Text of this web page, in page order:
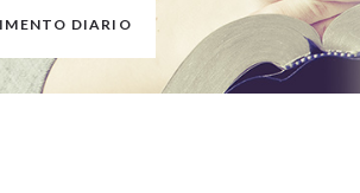
DIARIO